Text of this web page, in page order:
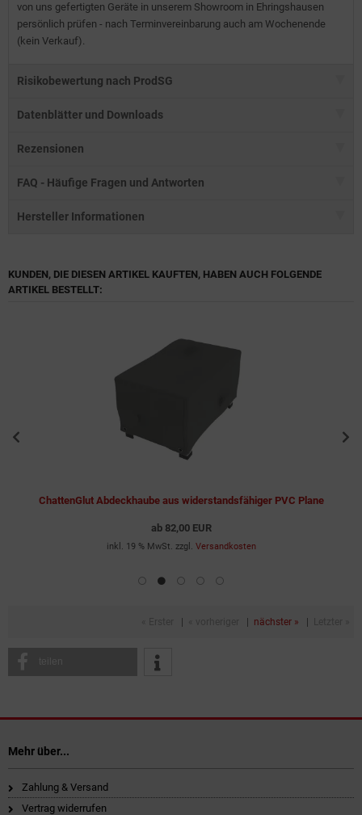
von uns gefertigten Geräte in unserem Showroom in Ehringshausen
persönlich prüfen - nach Terminvereinbarung auch am Wochenende
(kein Verkauf).
Risikobewertung nach ProdSG
Datenblätter und Downloads
Rezensionen
FAQ - Häufige Fragen und Antworten
Hersteller Informationen
KUNDEN, DIE DIESEN ARTIKEL KAUFTEN, HABEN AUCH FOLGENDE
ARTIKEL BESTELLT:
ChattenGlut Abdeckhaube aus widerstandsfähiger PVC Plane
ab 82,00 EUR
inkl. 19 % MwSt. zzgl. Versandkosten
| | nächster » |
teilen
Mehr über...
Zahlung & Versand
Vertrag widerrufen